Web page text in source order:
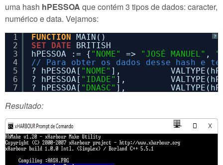
uma hash hPESSOA que contém 3 tipos de dados: caracter,
numérico e data. Vejamos:
?
1
2
3
4
5
6
7
FUNCTION MAIN()
SET
DATE
BRITISH
hPESSOA := { "NOME" => "JOSÉ MANUEL" ,
// Para obter os dados desse hash e
? hPESSOA[ "NOME" ],
? hPESSOA[ "IDADE" ],
? hPESSOA[ "DNASC" ],
Resultado: